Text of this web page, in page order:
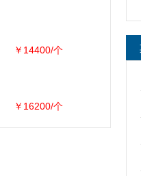
￥14400/个
￥16200/个